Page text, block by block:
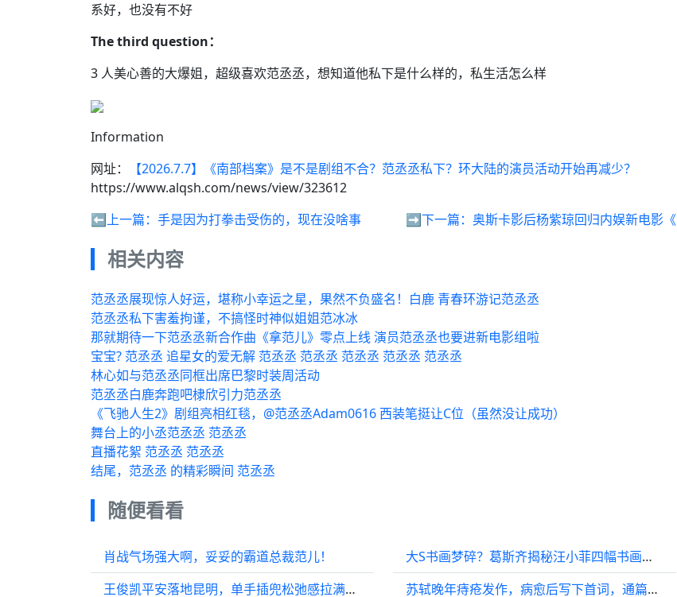
系好，也没有不好
Thethird question：
3 人美心善的大爆姐，超级喜欢范丞丞，想知道他私下是什么样的，私生活怎么样
Information
网址：
【2026.7.7】《南部档案》是不是剧组不合？范丞丞私下？环大陆的演员活动开始再减少？
https://www.alqsh.com/news/view/323612
⬅️上一篇： 手是因为打拳击受伤的，现在没啥事 ➡️下一篇： 奥斯卡影后杨紫琼回归内娱新电影《
相关内容
范丞丞展现惊人好运，堪称小幸运之星，果然不负盛名！白鹿 青春环游记范丞丞
范丞丞私下害羞拘谨，不搞怪时神似姐姐范冰冰
那就期待一下范丞丞新合作曲《拿范儿》零点上线 演员范丞丞也要进新电影组啦
宝宝? 范丞丞 追星女的爱无解 范丞丞 范丞丞 范丞丞 范丞丞 范丞丞
林心如与范丞丞同框出席巴黎时装周活动
范丞丞白鹿奔跑吧棣欣引力范丞丞
《飞驰人生2》剧组亮相红毯，@范丞丞Adam0616 西装笔挺让C位（虽然没让成功）
舞台上的小丞范丞丞 范丞丞
直播花絮 范丞丞 范丞丞
结尾，范丞丞 的精彩瞬间 范丞丞
随便看看
肖战气场强大啊，妥妥的霸道总裁范儿！
王俊凯平安落地昆明，单手插兜松弛感拉满，期待王俊凯的品牌直播活动
大S书画梦碎？葛斯齐揭秘汪小菲四幅书画去向，马筱梅竟也知情！
苏轼晚年痔疮发作，病愈后写下首词，通篇唉声叹气，却越读越喜欢